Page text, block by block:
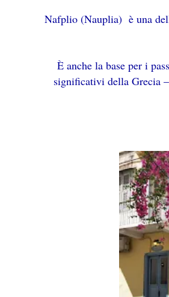
Nafplio (Nauplia) è una
È anche la base per i
significativi della Grecia